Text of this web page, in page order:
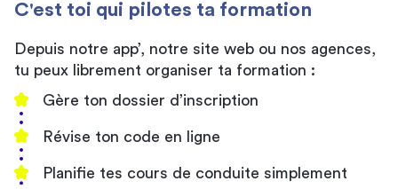
C'est toi qui pilotes ta formation
Depuis notre app’, notre site web ou nos agences,
tu peux librement organiser ta formation :
Gère ton dossier d’inscription
Révise ton code en ligne
Planifie tes cours de conduite simplement